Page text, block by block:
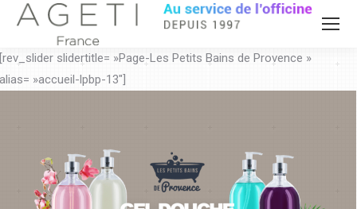
slidertitle= »Page-Les Petits Bains de Provence »
»accueil-lpbp-13″]